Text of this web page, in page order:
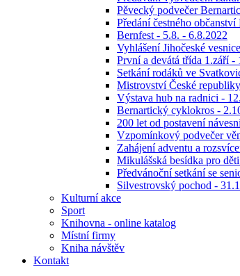
Pěvecký podvečer
Předání čestného
Bernfest - 5.8. - 6.8.2022
Vyhlášení Jihočeské
První a devátá třída 1.září -
Setkání rodáků ve
Mistrovství České
Výstava hub na radnici -
Bernartický cyklokros -
200 let od postavení
Vzpomínkový podvečer
Zahájení adventu a
Mikulášská besídka pro
Předvánoční setkání se
Silvestrovský pochod -
Kulturní akce
Sport
Knihovna - online katalog
Místní firmy
Kniha návštěv
Kontakt